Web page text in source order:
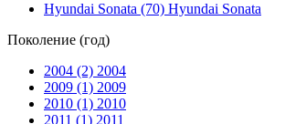
Hyundai Sonata (70) Hyundai Sonata
Поколение (год)
2004 (2) 2004
2009 (1) 2009
2010 (1) 2010
2011 (1) 2011